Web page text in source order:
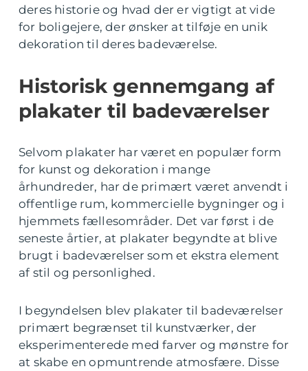
deres historie og hvad der er vigtigt at vide
for boligejere, der ønsker at tilføje en unik
dekoration til deres badeværelse.
Historisk gennemgang af
plakater til badeværelser
Selvom plakater har været en populær form
for kunst og dekoration i mange
århundreder, har de primært været anvendt i
offentlige rum, kommercielle bygninger og i
hjemmets fællesområder. Det var først i de
seneste årtier, at plakater begyndte at blive
brugt i badeværelser som et ekstra element
af stil og personlighed.
I begyndelsen blev plakater til badeværelser
primært begrænset til kunstværker, der
eksperimenterede med farver og mønstre for
at skabe en opmuntrende atmosfære. Disse